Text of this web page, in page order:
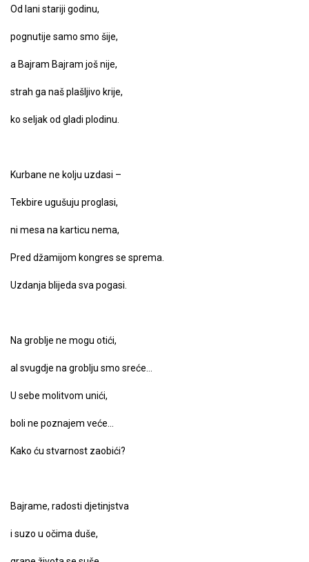
Od lani stariji godinu,
pognutije samo smo šije,
a Bajram Bajram još nije,
strah ga naš plašljivo krije,
ko seljak od gladi plodinu.
Kurbane ne kolju uzdasi –
Tekbire ugušuju proglasi,
ni mesa na karticu nema,
Pred džamijom kongres se sprema.
Uzdanja blijeda sva pogasi.
Na groblje ne mogu otići,
al svugdje na groblju smo sreće…
U sebe molitvom unići,
boli ne poznajem veće…
Kako ću stvarnost zaobići?
Bajrame, radosti djetinjstva
i suzo u očima duše,